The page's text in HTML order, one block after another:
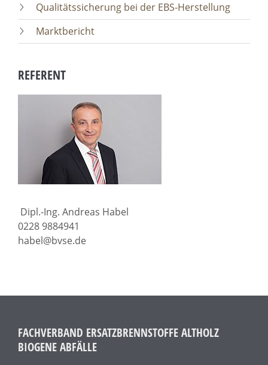
Qualitätssicherung bei der EBS-Herstellung
Marktbericht
REFERENT
Dipl.-Ing. Andreas Habel
0228 9884941
habel@bvse.de
FACHVERBAND ERSATZBRENNSTOFFE ALTHOLZ
BIOGENE ABFÄLLE